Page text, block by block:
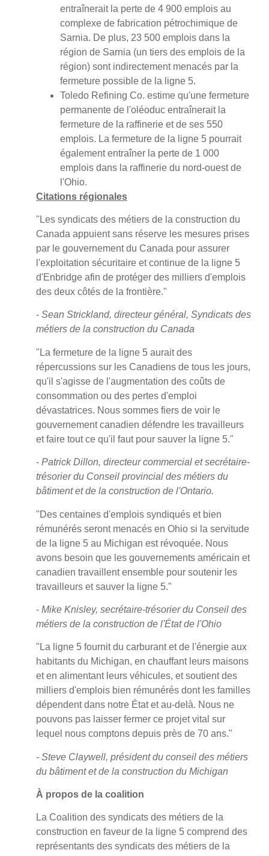
entraînerait la perte de 4 900 emplois au
complexe de fabrication pétrochimique de
Sarnia. De plus, 23 500 emplois dans la
région de Sarnia (un tiers des emplois de la
région) sont indirectement menacés par la
fermeture possible de la ligne 5.
Toledo Refining Co. estime qu'une fermeture
permanente de l'oléoduc entraînerait la
fermeture de la raffinerie et de ses 550
emplois. La fermeture de la ligne 5 pourrait
également entraîner la perte de 1 000
emplois dans la raffinerie du nord-ouest de
l'Ohio.
Citations régionales
"Les syndicats des métiers de la construction du
Canada appuient sans réserve les mesures prises
par le gouvernement du Canada pour assurer
l'exploitation sécuritaire et continue de la ligne 5
d'Enbridge afin de protéger des milliers d'emplois
des deux côtés de la frontière."
- Sean Strickland, directeur général, Syndicats des
métiers de la construction du Canada
"La fermeture de la ligne 5 aurait des
répercussions sur les Canadiens de tous les jours,
qu'il s'agisse de l'augmentation des coûts de
consommation ou des pertes d'emploi
dévastatrices. Nous sommes fiers de voir le
gouvernement canadien défendre les travailleurs
et faire tout ce qu'il faut pour sauver la ligne 5."
- Patrick Dillon, directeur commercial et secrétaire-
trésorier du Conseil provincial des métiers du
bâtiment et de la construction de l'Ontario.
"Des centaines d'emplois syndiqués et bien
rémunérés seront menacés en Ohio si la servitude
de la ligne 5 au Michigan est révoquée. Nous
avons besoin que les gouvernements américain et
canadien travaillent ensemble pour soutenir les
travailleurs et sauver la ligne 5."
- Mike Knisley, secrétaire-trésorier du Conseil des
métiers de la construction de l'État de l'Ohio
"La ligne 5 fournit du carburant et de l'énergie aux
habitants du Michigan, en chauffant leurs maisons
et en alimentant leurs véhicules, et soutient des
milliers d'emplois bien rémunérés dont les familles
dépendent dans notre État et au-delà. Nous ne
pouvons pas laisser fermer ce projet vital sur
lequel nous comptons depuis près de 70 ans."
- Steve Claywell, président du conseil des métiers
du bâtiment et de la construction du Michigan
À propos de la coalition
La Coalition des syndicats des métiers de la
construction en faveur de la ligne 5 comprend des
représentants des syndicats des métiers de la